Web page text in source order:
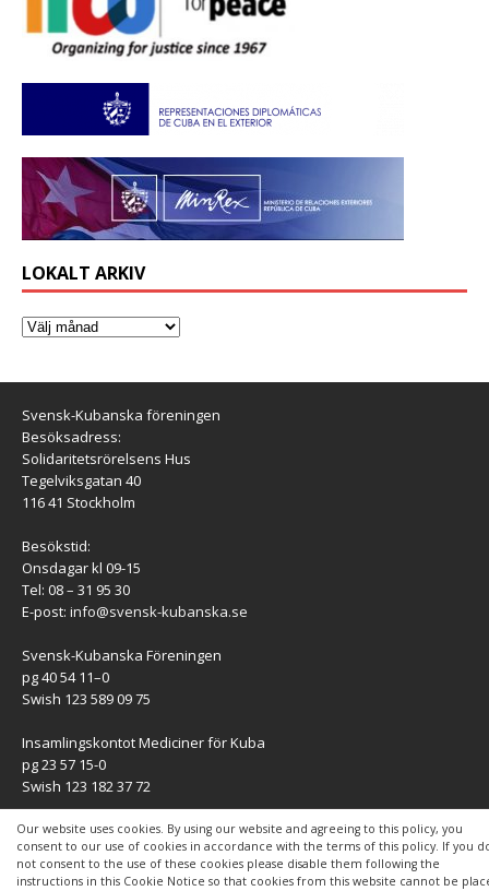
Our website uses cookies. By using our website and agreeing to this policy, you
consent to our use of cookies in accordance with the terms of this policy. If you
not consent to the use of these cookies please disable them following the
instructions in this Cookie Notice so that cookies from this website cannot be
LOKALT ARKIV
Svensk-Kubanska föreningen
Besöksadress:
Solidaritetsrörelsens Hus
Tegelviksgatan 40
116 41 Stockholm
Besökstid:
Onsdagar kl 09-15
Tel: 08 – 31 95 30
E-post: info@svensk-kubanska.se
Svensk-Kubanska Föreningen
pg 40 54 11–0
Swish 123 589 09 75
Insamlingskontot Mediciner för Kuba
pg 23 57 15-0
Swish 123 182 37 72
KONTAKT
Kontaktuppgifter